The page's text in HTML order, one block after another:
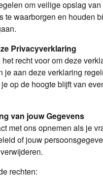
om veilige opslag van
te waarborgen en houden
Privacyverklaring
recht voor om deze
je aan deze verklaring
op de hoogte blijft van
van jouw Gegevens
met ons opnemen als je
of jouw
rechten: